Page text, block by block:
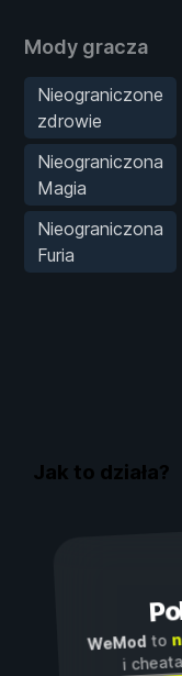
Mody gracza
Nieograniczone
zdrowie
Nieograniczona
Magia
Nieograniczona
Furia
Jak to działa?
WeModto
i